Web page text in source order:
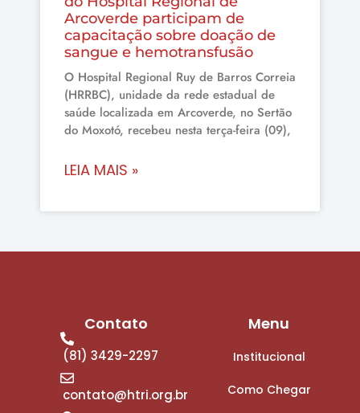
Arcoverde participam de
capacitação sobre doação de
sangue e hemotransfusão
O Hospital Regional Ruy de Barros Correia
(HRRBC), unidade da rede estadual de
saúde localizada em Arcoverde, no Sertão
do Moxotó, recebeu nesta terça-feira (09),
LEIA MAIS »
Contato
(81) 3429-2297
contato@htri.org.br
Menu
Institucional
Como Chegar